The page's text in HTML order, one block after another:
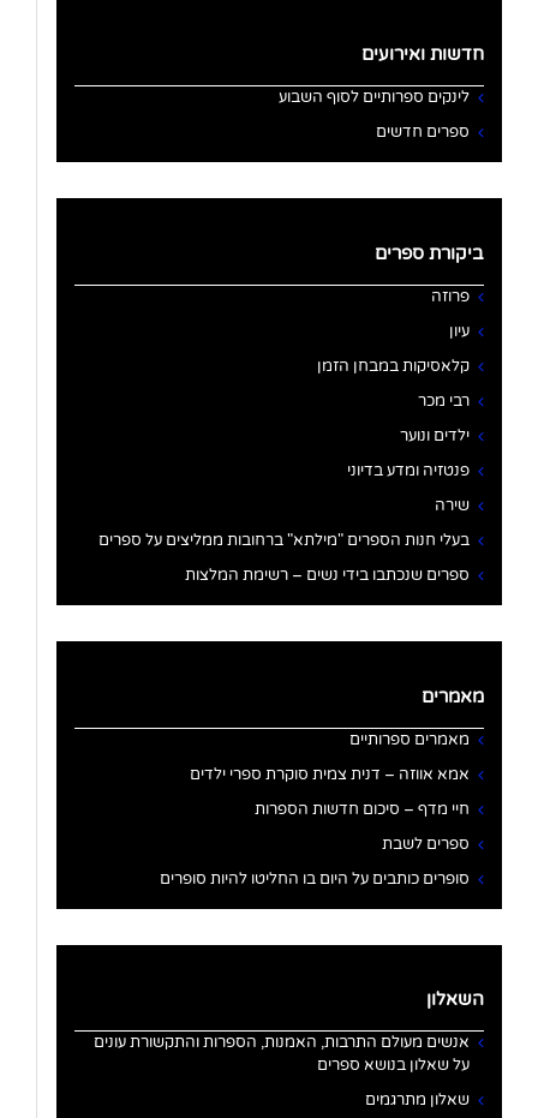
חדשות ואירועים
לינקים ספרותיים לסוף השבוע
ספרים חדשים
ביקורת ספרים
פרוזה
עיון
קלאסיקות במבחן הזמן
רבי מכר
ילדים ונוער
פנטזיה ומדע בדיוני
שירה
בעלי חנות הספרים "מילתא" ברחובות ממליצים על ספרים
ספרים שנכתבו בידי נשים – רשימת המלצות
מאמרים
מאמרים ספרותיים
אמא אווזה – דנית צמית סוקרת ספרי ילדים
חיי מדף – סיכום חדשות הספרות
ספרים לשבת
סופרים כותבים על היום בו החליטו להיות סופרים
השאלון
אנשים מעולם התרבות, האמנות, הספרות והתקשורת עונים
על שאלון בנושא ספרים
שאלון מתרגמים